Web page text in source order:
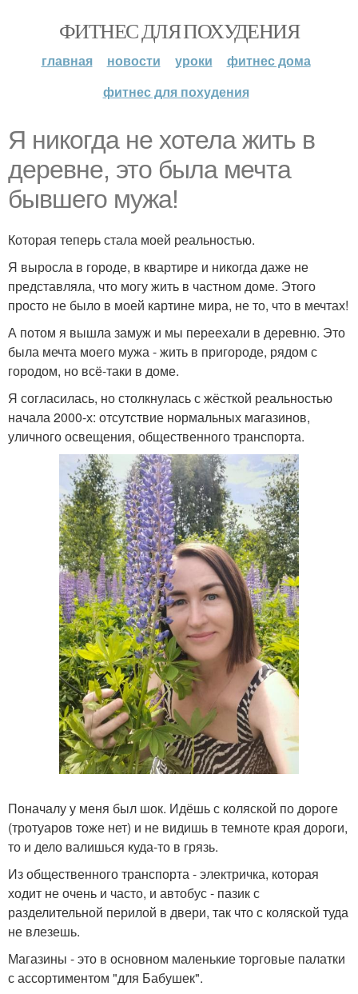
ФИТНЕС ДЛЯ ПОХУДЕНИЯ
главная новости уроки
фитнес дома
фитнес для похудения
Я никогда не хотела жить в
деревне, это была мечта
бывшего мужа!
Которая теперь стала моей реальностью.
Я выросла в городе, в квартире и никогда даже не
представляла, что могу жить в частном доме. Этого
просто не было в моей картине мира, не то, что в мечтах!
А потом я вышла замуж и мы переехали в деревню. Это
была мечта моего мужа - жить в пригороде, рядом с
городом, но всё-таки в доме.
Я согласилась, но столкнулась с жёсткой реальностью
начала 2000-х: отсутствие нормальных магазинов,
уличного освещения, общественного транспорта.
Поначалу у меня был шок. Идёшь с коляской по дороге
(тротуаров тоже нет) и не видишь в темноте края дороги,
то и дело валишься куда-то в грязь.
Из общественного транспорта - электричка, которая
ходит не очень и часто, и автобус - пазик с
разделительной перилой в двери, так что с коляской туда
не влезешь.
Магазины - это в основном маленькие торговые палатки
с ассортиментом "для Бабушек".